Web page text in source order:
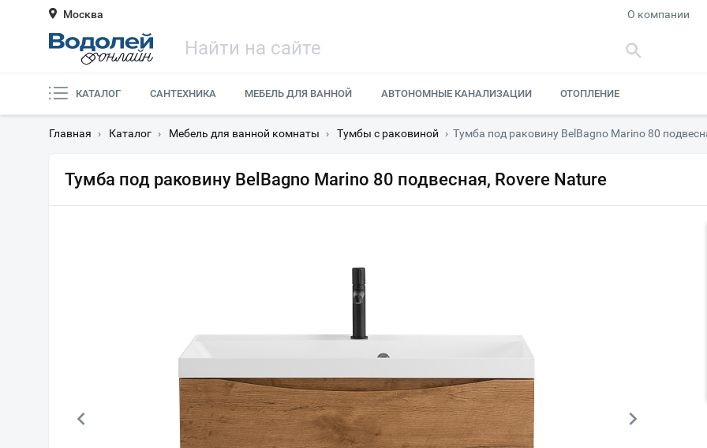
Москва О компании
КАТАЛОГ САНТЕХНИКА МЕБЕЛЬ ДЛЯ ВАННОЙ АВТОНОМНЫЕ КАНАЛИЗАЦИИ ОТОПЛЕНИЕ
Главная › Каталог › Мебель для ванной комнаты › Тумбы с раковиной › Тумба под раковину BelBagno Marino 80
Тумба под раковину BelBagno Marino 80 подвесная, Rovere Nature